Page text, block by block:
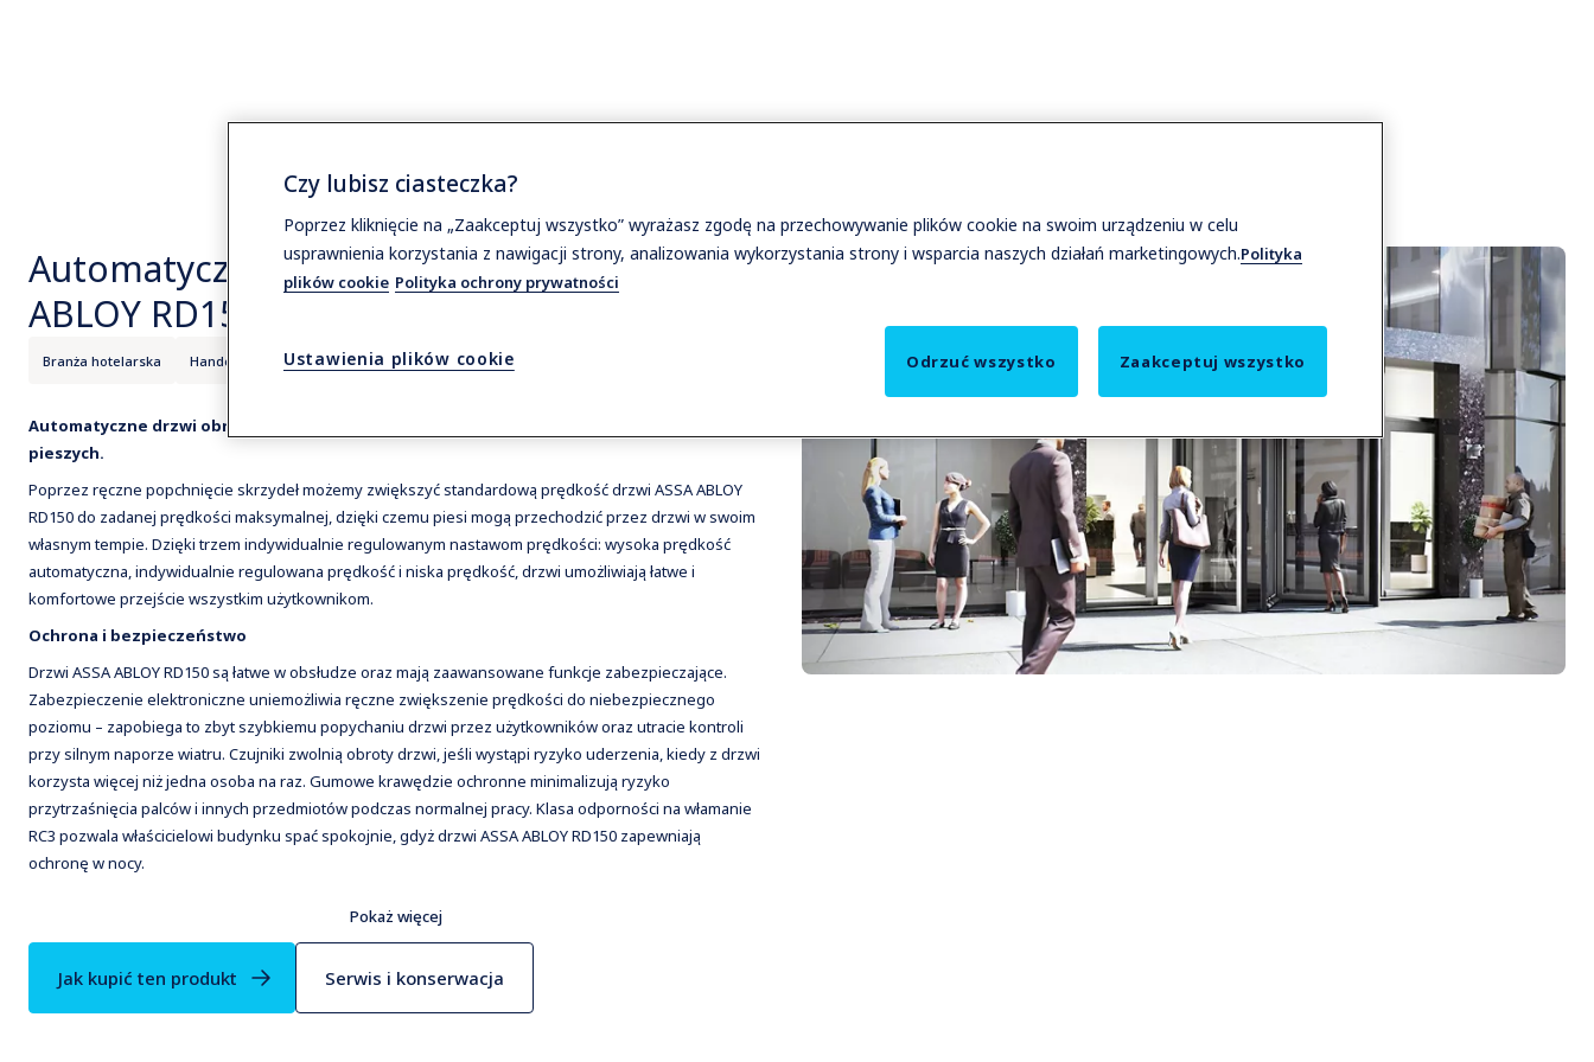
Automatyczne drzwi obrotowe ASSA
ABLOY RD150
Branża hotelarska Handel detaliczny ASSA ABLOY
Automatyczne drzwi obrotowe ASSA ABLOY RD150 dostosowują się do szybszego ruchu
pieszych.
Poprzez ręczne popchnięcie skrzydeł możemy zwiększyć standardową prędkość drzwi ASSA ABLOY
RD150 do zadanej prędkości maksymalnej, dzięki czemu piesi mogą przechodzić przez drzwi w swoim
własnym tempie. Dzięki trzem indywidualnie regulowanym nastawom prędkości: wysoka prędkość
automatyczna, indywidualnie regulowana prędkość i niska prędkość, drzwi umożliwiają łatwe i
komfortowe przejście wszystkim użytkownikom.
Ochrona i bezpieczeństwo
Drzwi ASSA ABLOY RD150 są łatwe w obsłudze oraz mają zaawansowane funkcje zabezpieczające.
Zabezpieczenie elektroniczne uniemożliwia ręczne zwiększenie prędkości do niebezpiecznego
poziomu – zapobiega to zbyt szybkiemu popychaniu drzwi przez użytkowników oraz utracie kontroli
przy silnym naporze wiatru. Czujniki zwolnią obroty drzwi, jeśli wystąpi ryzyko uderzenia, kiedy z drzwi
korzysta więcej niż jedna osoba na raz. Gumowe krawędzie ochronne minimalizują ryzyko
przytrzaśnięcia palców i innych przedmiotów podczas normalnej pracy. Klasa odporności na włamanie
RC3 pozwala właścicielowi budynku spać spokojnie, gdyż drzwi ASSA ABLOY RD150 zapewniają
ochronę w nocy.
systemu kontroli dostępu. Konfiguracja plug and play oznacza, że ustawienia drzwi można łatwo
wybierać i zmieniać dotknięciem przycisku.
Pokaż więcej
Jak kupić ten produkt Serwis i konserwacja
Czy lubisz ciasteczka?
Poprzez kliknięcie na „Zaakceptuj wszystko” wyrażasz zgodę na przechowywanie plików cookie na swoim urządzeniu w celu
usprawnienia korzystania z nawigacji strony, analizowania wykorzystania strony i wsparcia naszych działań marketingowych.Polityka
plików cookie Polityka ochrony prywatności
Ustawienia plików cookie Odrzuć wszystko Zaakceptuj wszystko